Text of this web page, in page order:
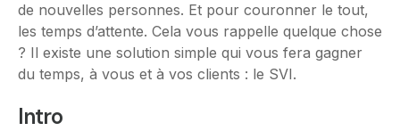
de nouvelles personnes. Et pour couronner le tout,
les temps d’attente. Cela vous rappelle quelque chose
? Il existe une solution simple qui vous fera gagner
du temps, à vous et à vos clients : le SVI.
Intro